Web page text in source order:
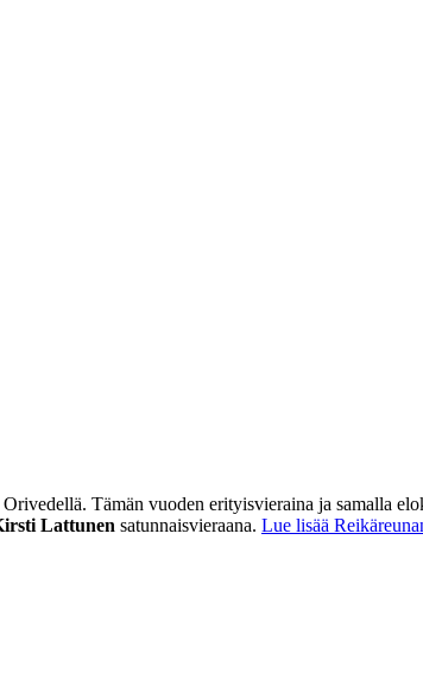
Tämän vuoden erityisvieraina ja samalla
Lattunen satunnaisvieraana. Lue lisää